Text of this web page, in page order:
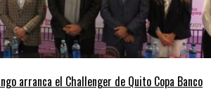
arranca el Challenger de Quito Copa Banco